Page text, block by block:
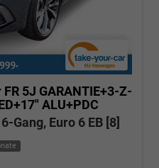
FR 5J GARANTIE+3-Z-
ALU+PDC
Gang, Euro 6 EB [8]